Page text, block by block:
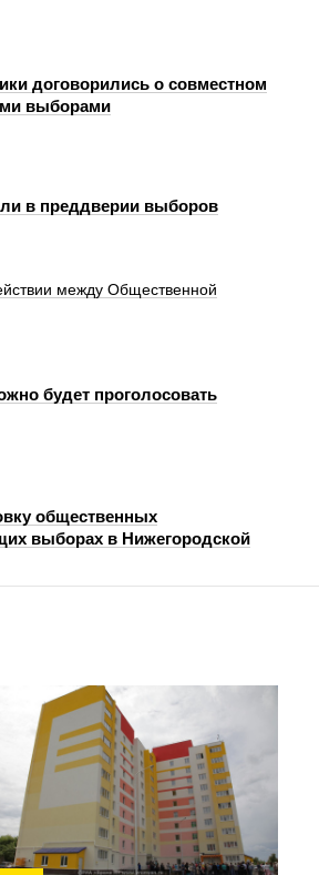
договорились о совместном
выборами
в преддверии выборов
между Общественной
будет проголосовать
общественных
выборах в Нижегородской